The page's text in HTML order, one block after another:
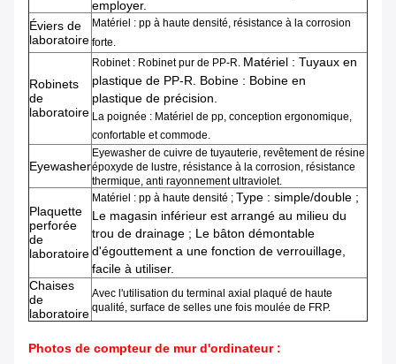
employer.
Éviers de
laboratoire
Matériel : pp à haute densité, résistance à la corrosion
forte.
Robinets
de
laboratoire
Robinet : Robinet pur de PP-R. Matériel : Tuyaux en
plastique de PP-R. Bobine : Bobine en
plastique de précision.
La poignée : Matériel de pp, conception ergonomique,
confortable et commode.
Eyewasher
Eyewasher de cuivre de tuyauterie, revêtement de résine
époxyde de lustre, résistance à la corrosion, résistance
thermique, anti rayonnement ultraviolet.
Plaquette
perforée
de
laboratoire
Matériel : pp à haute densité ; Type : simple/double ;
Le magasin inférieur est arrangé au milieu du
trou de drainage ; Le bâton démontable
d'égouttement a une fonction de verrouillage,
facile à utiliser.
Chaises
de
laboratoire
Avec l'utilisation du terminal axial plaqué de haute
qualité, surface de selles une fois moulée de FRP.
Photos de compteur de mur d'ordinateur :